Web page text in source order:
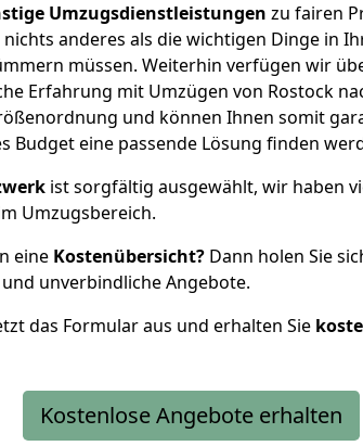
Umzugsdienstleistungen zu fairen
nichts anderes als die wichtigen Dinge in
müssen. Weiterhin verfügen wir
Erfahrung mit Umzügen von Rostock
und können Ihnen somit
Budget eine passende Lösung finden
ist sorgfältig ausgewählt, wir haben
Umzugsbereich.
eine Kostenübersicht? Dann holen Sie
unverbindliche Angebote.
das Formular aus und erhalten Sie
Kostenlose Angebote erhalten